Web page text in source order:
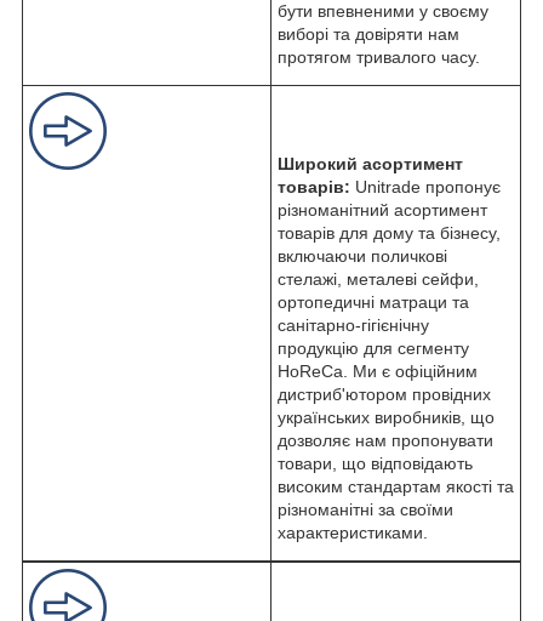
бути впевненими у своєму
виборі та довіряти нам
протягом тривалого часу.
Широкий асортимент
товарів: Unitrade пропонує
різноманітний асортимент
товарів для дому та бізнесу,
включаючи поличкові
стелажі, металеві сейфи,
ортопедичні матраци та
санітарно-гігієнічну
продукцію для сегменту
HoReCa. Ми є офіційним
дистриб'ютором провідних
українських виробників, що
дозволяє нам пропонувати
товари, що відповідають
високим стандартам якості та
різноманітні за своїми
характеристиками.